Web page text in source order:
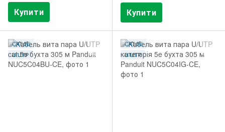
Купити Купити
CAT.5E
U/UTP
CAT.5E
U/UTP